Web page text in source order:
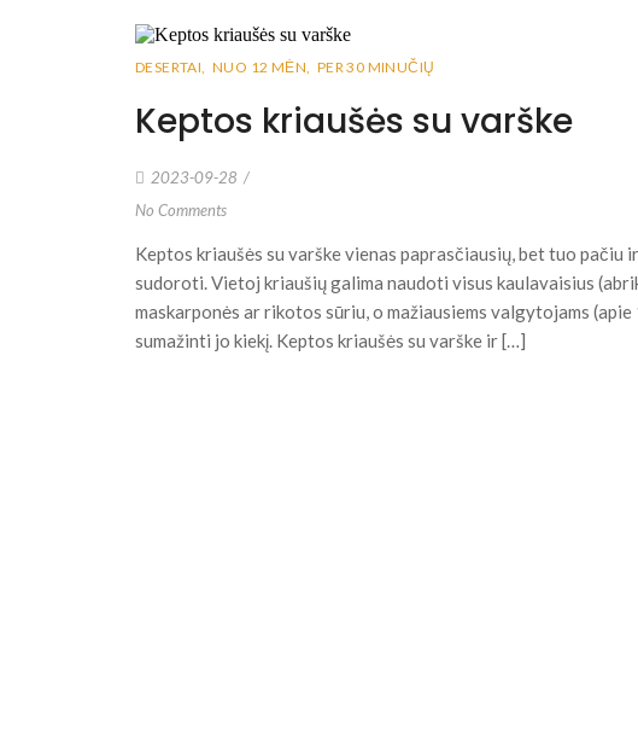
DESERTAI NUO 12 MĖN PER 30 MINUČIŲ
Keptos kriaušės su varške
2023-09-28 /
No Comments
Keptos kriaušės su varške vienas paprasčiausių, bet tuo pačiu
sudoroti. Vietoj kriaušių galima naudoti visus kaulavaisius
maskarponės ar rikotos sūriu, o mažiausiems valgytojams
sumažinti jo kiekį. Keptos kriaušės su varške ir […]